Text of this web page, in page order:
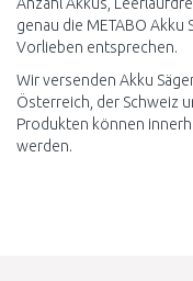
genau die METABO
Vorlieben entsprechen.
Wir versenden Akku
Österreich, der Schweiz
Produkten können
werden.